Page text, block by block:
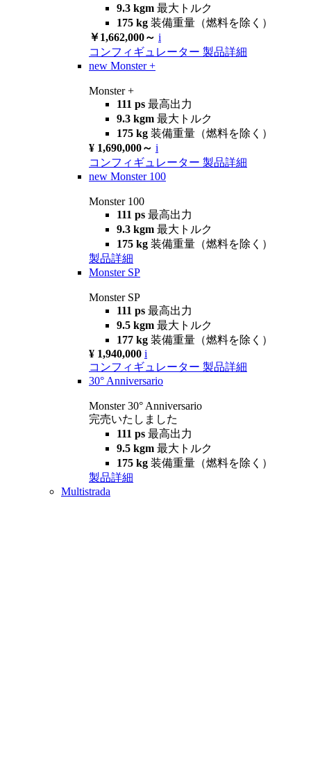
9.3 kgm 最大トルク
175 kg 装備重量（燃料を除く）
￥1,662,000～ i
コンフィギュレーター 製品詳細
new Monster +
Monster +
111 ps 最高出力
9.3 kgm 最大トルク
175 kg 装備重量（燃料を除く）
¥ 1,690,000～ i
コンフィギュレーター 製品詳細
new Monster 100
Monster 100
111 ps 最高出力
9.3 kgm 最大トルク
175 kg 装備重量（燃料を除く）
製品詳細
Monster SP
Monster SP
111 ps 最高出力
9.5 kgm 最大トルク
177 kg 装備重量（燃料を除く）
¥ 1,940,000 i
コンフィギュレーター 製品詳細
30° Anniversario
Monster 30° Anniversario
完売いたしました
111 ps 最高出力
9.5 kgm 最大トルク
175 kg 装備重量（燃料を除く）
製品詳細
Multistrada